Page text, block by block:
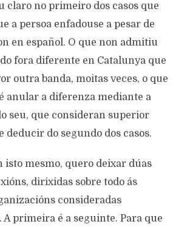
claro no primeiro dos casos que
a persoa enfadouse a pesar de
en español. O que non admitiu
fora diferente en Catalunya que
outra banda, moitas veces, o que
anular a diferenza mediante a
seu, que consideran superior
deducir do segundo dos casos.
isto mesmo, quero deixar dúas
dirixidas sobre todo ás
consideradas
A primeira é a seguinte. Para que